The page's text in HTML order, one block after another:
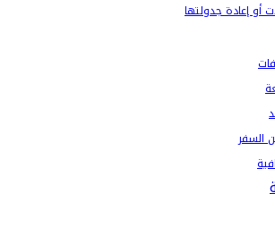
أو إعادة جدولتها
السفر